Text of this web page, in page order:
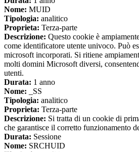
Nome: MUID
Tipologia: analitico
Proprieta: Terza-parte
Descrizione: Questo cookie è
come identificatore utente univoco. Può
microsoft incorporati. Si ritiene
molti domini Microsoft diversi,
utenti.
Durata: 1 anno
Nome: _SS
Tipologia: analitico
Proprieta: Terza-parte
Descrizione: Si tratta di un cookie di
che garantisce il corretto funzionamento
Durata: Sessione
Nome: SRCHUID